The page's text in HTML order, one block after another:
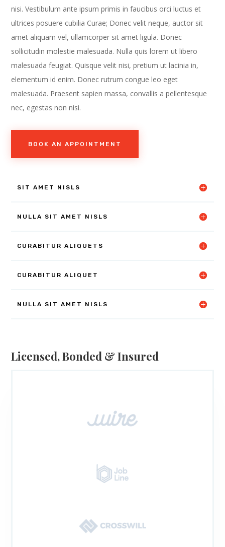
nisi. Vestibulum ante ipsum primis in faucibus orci luctus et
ultrices posuere cubilia Curae; Donec velit neque, auctor sit
amet aliquam vel, ullamcorper sit amet ligula. Donec
sollicitudin molestie malesuada. Nulla quis lorem ut libero
malesuada feugiat. Quisque velit nisi, pretium ut lacinia in,
elementum id enim. Donec rutrum congue leo eget
malesuada. Praesent sapien massa, convallis a pellentesque
nec, egestas non nisi.
BOOK AN APPOINTMENT
SIT AMET NISLS
NULLA SIT AMET NISLS
CURABITUR ALIQUETS
CURABITUR ALIQUET
NULLA SIT AMET NISLS
Licensed, Bonded & Insured